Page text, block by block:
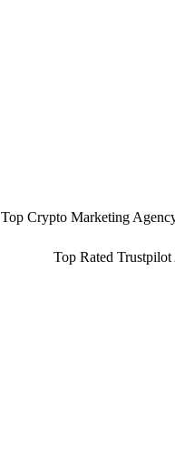
Top Crypto Marketing
Top Rated